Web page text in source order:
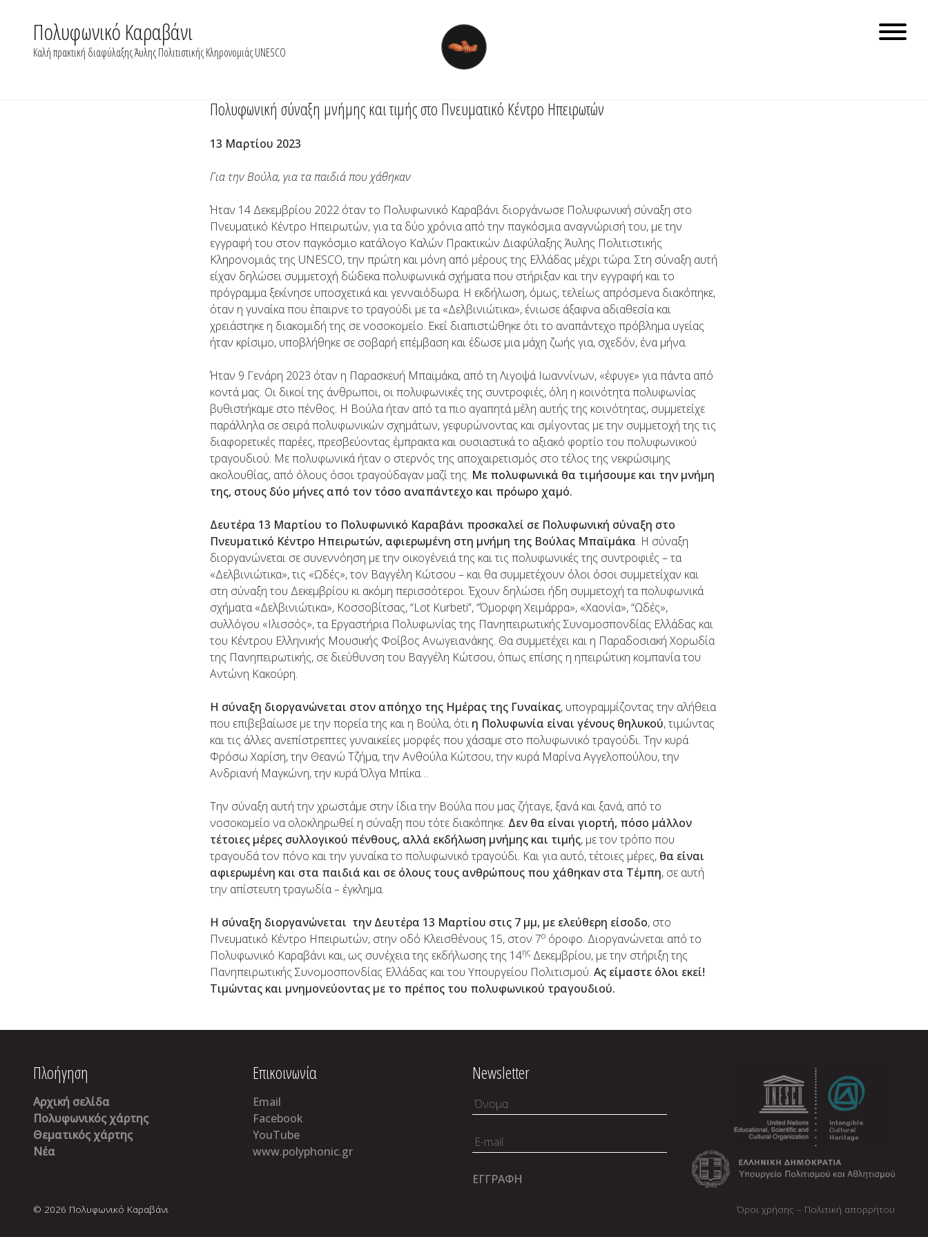
contentΠολυφωνικό Καραβάνι
Καλή πρακτική διαφύλαξης Άυλης Πολιτιστικής Κληρονομιάς UNESCO
Πολυφωνική σύναξη μνήμης και τιμής στο Πνευματικό Κέντρο Ηπειρωτών
13 Μαρτίου 2023
Για την Βούλα, για τα παιδιά που χάθηκαν
Ήταν 14 Δεκεμβρίου 2022 όταν το Πoλυφωνικό Καραβάνι διοργάνωσε Πολυφωνική σύναξη στο
Πνευματικό Κέντρο Ηπειρωτών, για τα δύο χρόνια από την παγκόσμια αναγνώρισή του, με την
εγγραφή του στον παγκόσμιο κατάλογο Καλών Πρακτικών Διαφύλαξης Άυλης Πoλιτιστικής
Κληρονομιάς της UNESCO, την πρώτη και μόνη από μέρους της Ελλάδας μέχρι τώρα. Στη σύναξη αυτή
είχαν δηλώσει συμμετοχή δώδεκα πολυφωνικά σχήματα που στήριξαν και την εγγραφή και το
πρόγραμμα ξεκίνησε υποσχετικά και γενναιόδωρα. Η εκδήλωση, όμως, τελείως απρόσμενα διακόπηκε,
όταν η γυναίκα που έπαιρνε το τραγούδι με τα «Δελβινιώτικα», ένιωσε άξαφνα αδιαθεσία και
χρειάστηκε η διακομιδή της σε νοσοκομείο. Εκεί διαπιστώθηκε ότι το αναπάντεχο πρόβλημα υγείας
ήταν κρίσιμο, υποβλήθηκε σε σοβαρή επέμβαση και έδωσε μια μάχη ζωής για, σχεδόν, ένα μήνα.
Ήταν 9 Γενάρη 2023 όταν η Παρασκευή Μπαϊμάκα, από τη Λιγοψά Ιωαννίνων, «έφυγε» για πάντα από
κοντά μας. Oι δικοί της άνθρωποι, οι πολυφωνικές της συντροφιές, όλη η κοινότητα πολυφωνίας
βυθιστήκαμε στο πένθος. Η Βούλα ήταν από τα πιο αγαπητά μέλη αυτής της κοινότητας, συμμετείχε
παράλληλα σε σειρά πολυφωνικών σχημάτων, γεφυρώνοντας και σμίγοντας με την συμμετοχή της τις
διαφορετικές παρέες, πρεσβεύοντας έμπρακτα και ουσιαστικά το αξιακό φορτίο του πολυφωνικού
τραγουδιού. Με πολυφωνικά ήταν ο στερνός της αποχαιρετισμός στο τέλος της νεκρώσιμης
ακολουθίας, από όλους όσοι τραγούδαγαν μαζί της. Με πολυφωνικά θα τιμήσουμε και την μνήμη
της, στους δύο μήνες από τον τόσο αναπάντεχο και πρόωρο χαμό.
Δευτέρα 13 Μαρτίου το Πολυφωνικό Καραβάνι προσκαλεί σε Πολυφωνική σύναξη στο
Πνευματικό Κέντρο Ηπειρωτών, αφιερωμένη στη μνήμη της Βούλας Μπαϊμάκα. Η σύναξη
διοργανώνεται σε συνεννόηση με την οικογένειά της και τις πολυφωνικές της συντροφιές – τα
«Δελβινιώτικα», τις «Ωδές», τον Βαγγέλη Κώτσου – και θα συμμετέχουν όλοι όσοι συμμετείχαν και
στη σύναξη του Δεκεμβρίου κι ακόμη περισσότεροι. Έχουν δηλώσει ήδη συμμετοχή τα πολυφωνικά
σχήματα «Δελβινιώτικα», Κοσσοβίτσας, “Lot Kurbeti”, “Όμορφη Χειμάρρα», «Χαονία», “Ωδές»,
συλλόγου «Ιλισσός», τα Εργαστήρια Πολυφωνίας της Πανηπειρωτικής Συνομοσπονδίας Ελλάδας και
του Kέντρου Ελληνικής Μουσικής Φοίβος Ανωγειανάκης. Θα συμμετέχει και η Παραδοσιακή Χορωδία
της Πανηπειρωτικής, σε διεύθυνση του Βαγγέλη Κώτσου, όπως επίσης η ηπειρώτικη κομπανία του
Αντώνη Κακούρη.
Η σύναξη διοργανώνεται στον απόηχο της Ημέρας της Γυναίκας, υπογραμμίζοντας την αλήθεια
που επιβεβαίωσε με την πορεία της και η Βούλα, ότι η Πολυφωνία είναι γένους θηλυκού, τιμώντας
και τις άλλες ανεπίστρεπτες γυναικείες μορφές που χάσαμε στο πολυφωνικό τραγούδι. Την κυρά
Φρόσω Χαρίση, την Θεανώ Τζήμα, την Ανθούλα Κώτσου, την κυρά Μαρίνα Αγγελοπούλου, την
Ανδριανή Μαγκώνη, την κυρά Όλγα Μπίκα…
Την σύναξη αυτή την χρωστάμε στην ίδια την Βούλα που μας ζήταγε, ξανά και ξανά, από το
νοσοκομείο να ολοκληρωθεί η σύναξη που τότε διακόπηκε. Δεν θα είναι γιορτή, πόσο μάλλον
τέτοιες μέρες συλλογικού πένθους, αλλά εκδήλωση μνήμης και τιμής, με τον τρόπο που
τραγουδά τον πόνο και την γυναίκα το πολυφωνικό τραγούδι. Και για αυτό, τέτοιες μέρες, θα είναι
αφιερωμένη και στα παιδιά και σε όλους τους ανθρώπους που χάθηκαν στα Τέμπη, σε αυτή
την απίστευτη τραγωδία – έγκλημα.
Η σύναξη διοργανώνεται την Δευτέρα 13 Μαρτίου στις 7 μμ, με ελεύθερη είσοδο, στο
Πνευματικό Κέντρο Ηπειρωτών, στην οδό Κλεισθένους 15, στον 7ο όροφο. Διοργανώνεται από το
Πολυφωνικό Καραβάνι και, ως συνέχεια της εκδήλωσης της 14ης Δεκεμβρίου, με την στήριξη της
Πανηπειρωτικής Συνομοσπονδίας Ελλάδας και του Υπουργείου Πολιτισμού. Ας είμαστε όλοι εκεί!
Τιμώντας και μνημονεύοντας με το πρέπος του πολυφωνικού τραγουδιού.
Πλοήγηση
Αρχική σελίδα
Πολυφωνικός χάρτης
Θεματικός χάρτης
Νέα
Επικοινωνία
Email
Facebook
YouTube
www.polyphonic.gr
Newsletter
© 2026 Πολυφωνικό Καραβάνι Όροι χρήσης – Πολιτική απορρήτου